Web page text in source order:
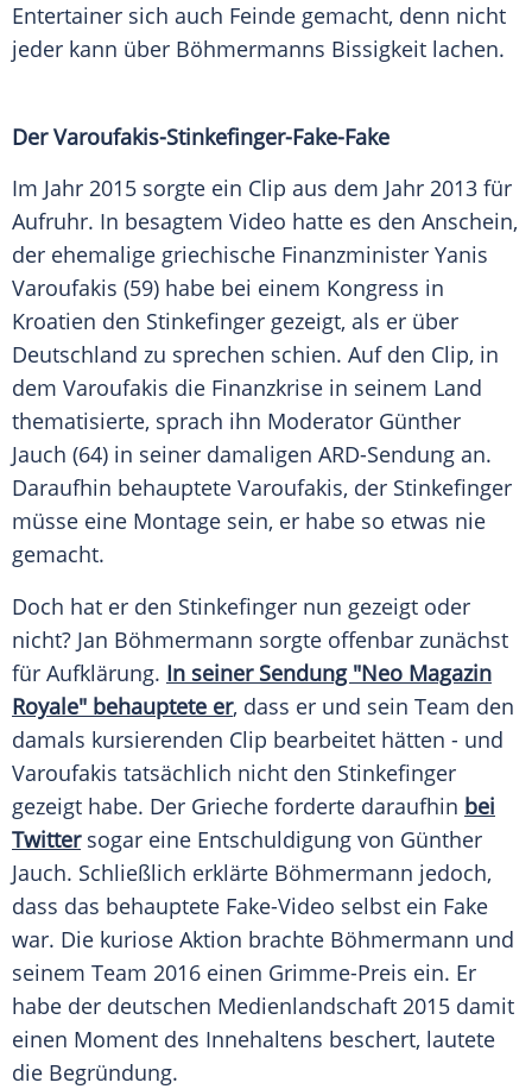
Entertainer sich auch Feinde gemacht, denn nicht
jeder kann über Böhmermanns Bissigkeit lachen.
Der Varoufakis-Stinkefinger-Fake-Fake
Im Jahr 2015 sorgte ein Clip aus dem Jahr 2013 für
Aufruhr. In besagtem Video hatte es den Anschein,
der ehemalige griechische Finanzminister Yanis
Varoufakis (59) habe bei einem Kongress in
Kroatien den Stinkefinger gezeigt, als er über
Deutschland zu sprechen schien. Auf den Clip, in
dem Varoufakis die Finanzkrise in seinem Land
thematisierte, sprach ihn Moderator Günther
Jauch (64) in seiner damaligen ARD-Sendung an.
Daraufhin behauptete Varoufakis, der Stinkefinger
müsse eine Montage sein, er habe so etwas nie
gemacht.
Doch hat er den Stinkefinger nun gezeigt oder
nicht? Jan Böhmermann sorgte offenbar zunächst
für Aufklärung. In seiner Sendung "Neo Magazin
Royale" behauptete er, dass er und sein Team den
damals kursierenden Clip bearbeitet hätten - und
Varoufakis tatsächlich nicht den Stinkefinger
gezeigt habe. Der Grieche forderte daraufhin bei
Twittersogar eine Entschuldigung von Günther
Jauch. Schließlich erklärte Böhmermann jedoch,
dass das behauptete Fake-Video selbst ein Fake
war. Die kuriose Aktion brachte Böhmermann und
seinem Team 2016 einen Grimme-Preis ein. Er
habe der deutschen Medienlandschaft 2015 damit
einen Moment des Innehaltens beschert, lautete
die Begründung.